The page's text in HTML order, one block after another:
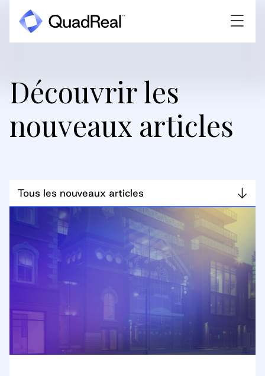
Découvrir les
nouveaux articles
Tous les nouveaux articles